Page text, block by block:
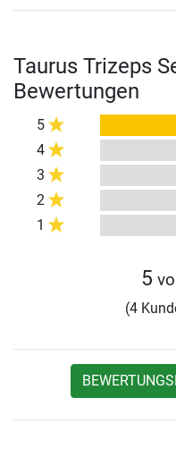
Taurus Trizeps
Bewertungen
5
4
3
2
1
5
(4